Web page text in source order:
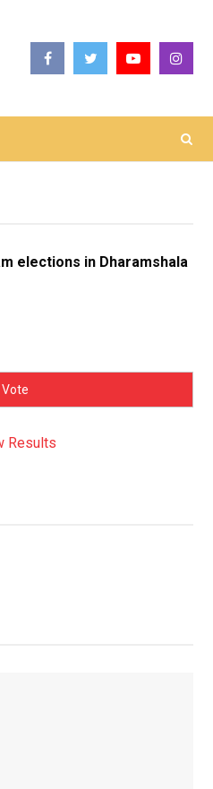
elections in Dharamshala
Results